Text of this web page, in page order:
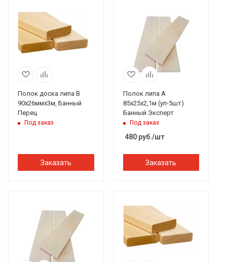
Полок доска липа В
90х26ммх3м, Банный
Перец
Под заказ
Заказать
Полок липа А
85х25х2,1м (уп-5шт)
Банный Эксперт
Под заказ
480руб./шт
Заказать